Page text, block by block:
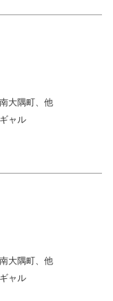
大隅町、他
ャル
大隅町、他
ャル